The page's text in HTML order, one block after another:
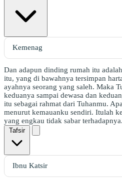
Dan adapun dinding rumah itu
itu, yang di bawahnya tersimpan
ayahnya seorang yang saleh. Maka
keduanya sampai dewasa dan
itu sebagai rahmat dari Tuhanmu.
menurut kemauanku sendiri. Itulah
yang engkau tidak sabar
Tafsir